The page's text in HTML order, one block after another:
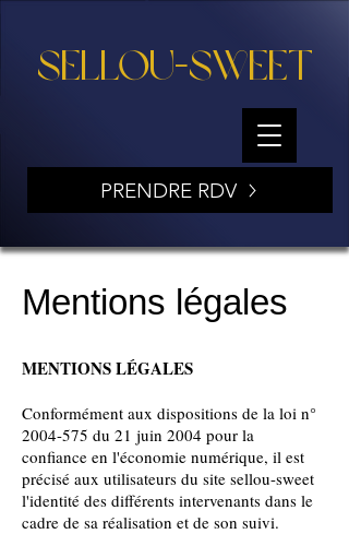
SELLOU-SWEET
PRENDRE RDV
Mentions légales
MENTIONS LÉGALES
Conformément aux dispositions de la loi n°
2004-575 du 21 juin 2004 pour la
confiance en l'économie numérique, il est
précisé aux utilisateurs du site sellou-sweet
l'identité des différents intervenants dans le
cadre de sa réalisation et de son suivi.